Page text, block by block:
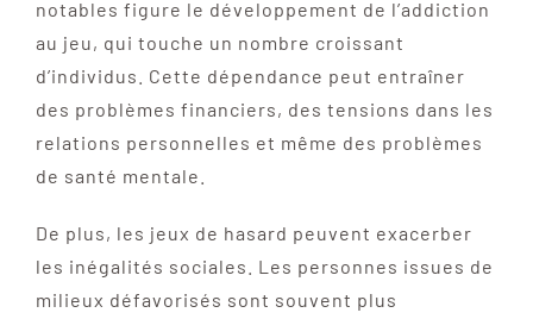
notables figure le développement de l’addiction
au jeu, qui touche un nombre croissant
d’individus. Cette dépendance peut entraîner
des problèmes financiers, des tensions dans les
relations personnelles et même des problèmes
de santé mentale.
De plus, les jeux de hasard peuvent exacerber
les inégalités sociales. Les personnes issues de
milieux défavorisés sont souvent plus